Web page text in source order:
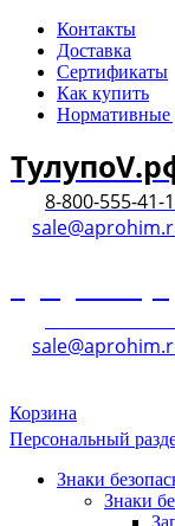
Контакты
Доставка
Сертификаты
Как купить
Нормативные
8-800-555-41-
Корзина
Персональный
Знаки
Знаки